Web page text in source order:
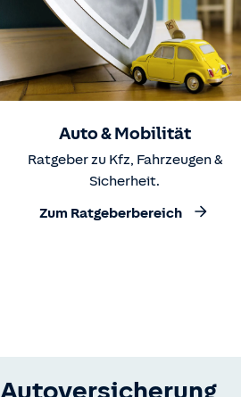
Auto & Mobilität
Ratgeber zu Kfz, Fahrzeugen &
Sicherheit.
Zum Ratgeberbereich
Autoversicherung